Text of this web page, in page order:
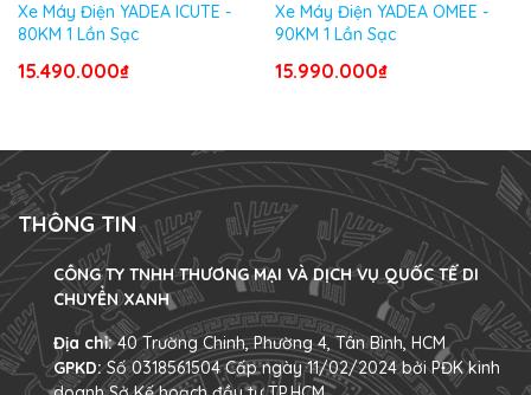
Xe Máy Điện YADEA ICUTE -
80KM 1 Lần Sạc
15.490.000₫
Xe Máy Điện YADEA OMEE -
90KM 1 Lần Sạc
15.990.000₫
THÔNG TIN
CÔNG TY TNHH THƯƠNG MẠI VÀ DỊCH VỤ QUỐC TẾ DI
CHUYỂN XANH
Địa chỉ:40 Trường Chinh, Phường 4, Tân Bình, HCM
GPKD:Số 0318561504 Cấp ngày 11/02/2024 bởi PĐK kinh